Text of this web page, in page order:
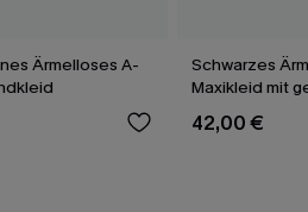
Ärmelloses A-
Schwarzes
Maxikleid mit
Saum
42,00 €